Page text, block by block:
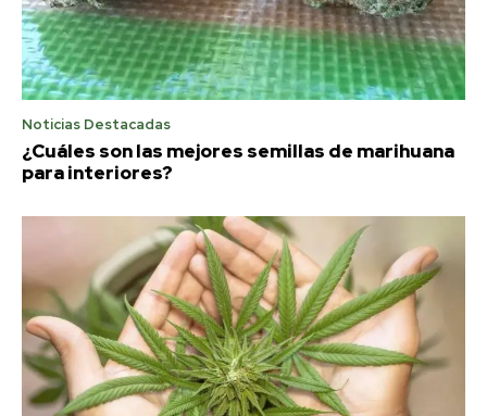
Noticias Destacadas
¿Cuáles son las mejores semillas de marihuana
para interiores?